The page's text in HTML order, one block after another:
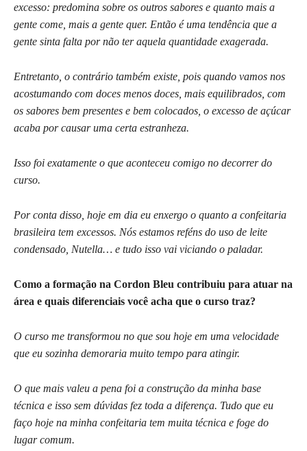
excesso: predomina sobre os outros sabores e quanto mais a
gente come, mais a gente quer. Então é uma tendência que a
gente sinta falta por não ter aquela quantidade exagerada.
Entretanto, o contrário também existe, pois quando vamos nos
acostumando com doces menos doces, mais equilibrados, com
os sabores bem presentes e bem colocados, o excesso de açúcar
acaba por causar uma certa estranheza.
Isso foi exatamente o que aconteceu comigo no decorrer do
curso.
Por conta disso, hoje em dia eu enxergo o quanto a confeitaria
brasileira tem excessos. Nós estamos reféns do uso de leite
condensado, Nutella… e tudo isso vai viciando o paladar.
Como a formação na Cordon Bleu contribuiu para atuar na
área e quais diferenciais você acha que o curso traz?
O curso me transformou no que sou hoje em uma velocidade
que eu sozinha demoraria muito tempo para atingir.
O que mais valeu a pena foi a construção da minha base
técnica e isso sem dúvidas fez toda a diferença. Tudo que eu
faço hoje na minha confeitaria tem muita técnica e foge do
lugar comum.